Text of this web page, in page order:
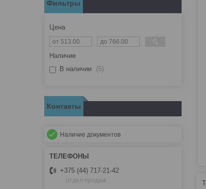
Фильтры
Цена
Наличие
В наличии
5
Контакты
Наличие документов
+375 (44) 717-21-42
отдел продаж